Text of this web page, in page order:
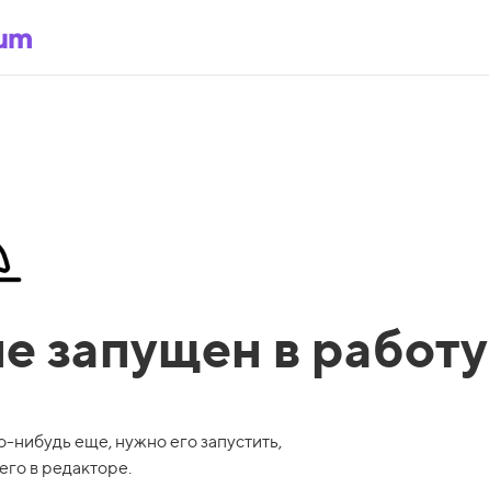
запущен в работу
нибудь еще, нужно его запустить,
в редакторе.